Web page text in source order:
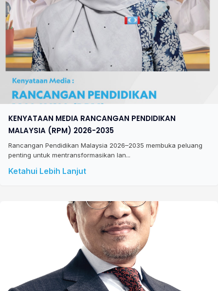
KENYATAAN MEDIA RANCANGAN PENDIDIKAN
MALAYSIA (RPM) 2026-2035
Rancangan Pendidikan Malaysia 2026–2035 membuka peluang
penting untuk mentransformasikan lan...
Ketahui Lebih Lanjut